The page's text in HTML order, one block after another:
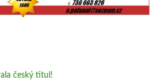
český titul!